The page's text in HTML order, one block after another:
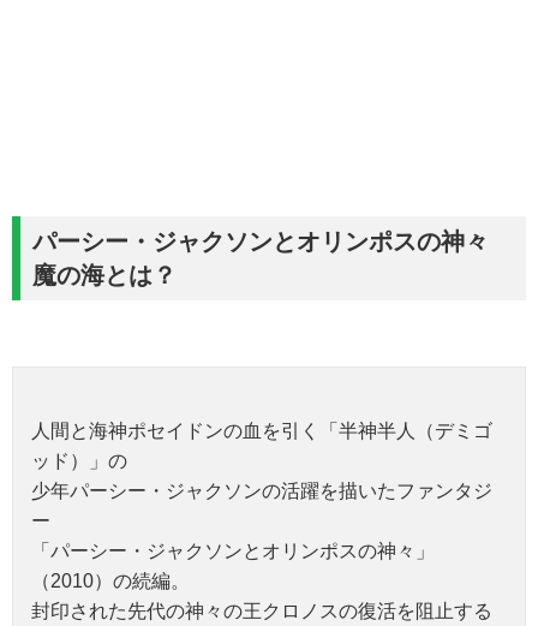
パーシー・ジャクソンとオリンポスの神々
魔の海とは？
人間と海神ポセイドンの血を引く「半神半人（デミゴ
ッド）」の
少年パーシー・ジャクソンの活躍を描いたファンタジ
ー
「パーシー・ジャクソンとオリンポスの神々」
（2010）の続編。
封印された先代の神々の王クロノスの復活を阻止する